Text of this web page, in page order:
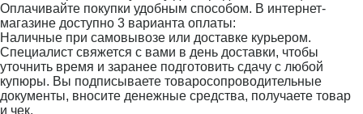
Оплачивайте покупки удобным способом. В интернет-
магазине доступно 3 варианта оплаты:
Наличные при самовывозе или доставке курьером.
Специалист свяжется с вами в день доставки, чтобы
уточнить время и заранее подготовить сдачу с любой
купюры. Вы подписываете товаросопроводительные
документы, вносите денежные средства, получаете товар
и чек.